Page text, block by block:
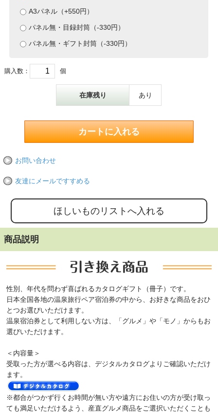
A3パネル（+550円）
パネル無・目録封筒（-330円）
パネル無・ギフト封筒（-330円）
購入数： 個
在庫残り あり
お問い合わせ
友達にメールですすめる
商品説明
性別、年代を問わず喜ばれるカタログギフト（冊子）です。
日本全国各地の温泉旅行ペア宿泊券の中から、お好きな商品をおひ
とつお選びいただけます。
温泉宿泊券として利用しない方は、「グルメ」や「モノ」からもお
選びいただけます。
＜内容量＞
受取った方が選べる内容は、デジタルカタログよりご確認いただけ
ます。
※都合がつかず行くお時間が無い方や遠方にお住いの方が受け取っ
ても満足いただけるよう、産直グルメ商品をご選択いただくことも